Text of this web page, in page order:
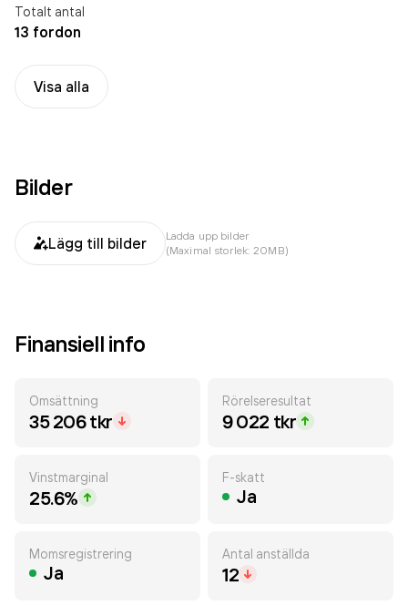
Totalt antal
13 fordon
Visa alla
Bilder
Lägg till bilder
Ladda upp bilder
(Maximal storlek: 20MB)
Finansiell info
Omsättning
35 206 tkr
Rörelseresultat
9 022 tkr
Vinstmarginal
25.6%
F-skatt
Ja
Momsregistrering
Ja
Antal anställda
12